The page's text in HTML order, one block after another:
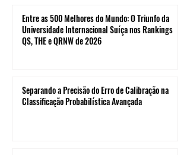
Entre as 500 Melhores do Mundo: O Triunfo da
Universidade Internacional Suíça nos Rankings
QS, THE e QRNW de 2026
Separando a Precisão do Erro de Calibração na
Classificação Probabilística Avançada